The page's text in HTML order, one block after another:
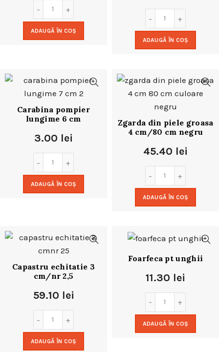
ADAUGĂ ÎN COȘ
ADAUGĂ ÎN COȘ
Carabina pompier
lungime 6 cm
3.00 lei
ADAUGĂ ÎN COȘ
Zgarda din piele groasa
4 cm/80 cm negru
45.40 lei
ADAUGĂ ÎN COȘ
Capastru echitatie 3
cm/nr 2,5
59.10 lei
ADAUGĂ ÎN COȘ
Foarfeca pt unghii
11.30 lei
ADAUGĂ ÎN COȘ